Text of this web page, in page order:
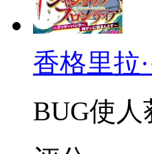
香格里拉
BUG使